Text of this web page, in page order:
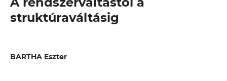
struktúraváltásig
BARTHA Eszter